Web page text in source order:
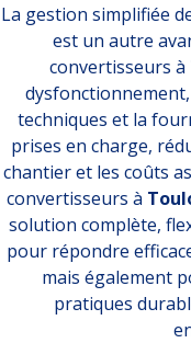
La gestion simplifiée
est un autre
convertisseurs à
techniques et la
prises en charge,
chantier et les coûts
convertisseurs à
solution complète,
pour répondre
mais également
pratiques